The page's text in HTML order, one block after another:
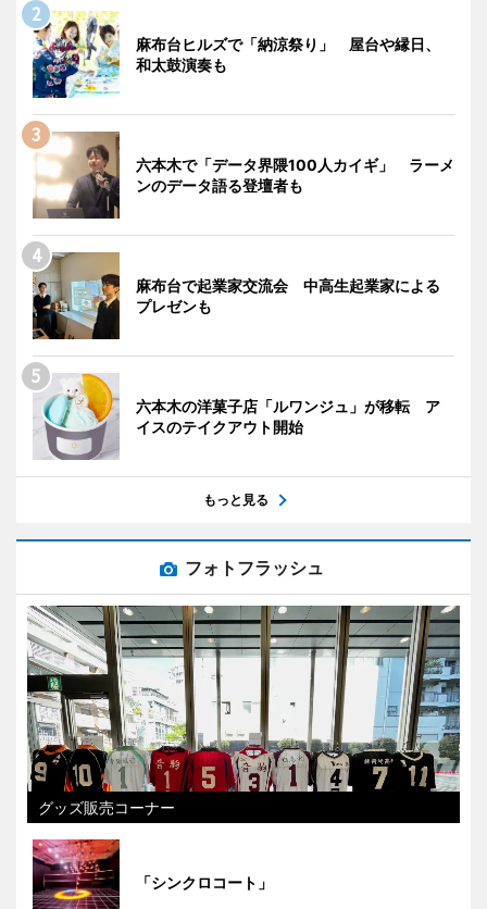
麻布台ヒルズで「納涼祭り」 屋台や縁日、
和太鼓演奏も
六本木で「データ界隈100人カイギ」 ラーメ
ンのデータ語る登壇者も
麻布台で起業家交流会 中高生起業家による
プレゼンも
六本木の洋菓子店「ルワンジュ」が移転 ア
イスのテイクアウト開始
もっと見る
フォトフラッシュ
グッズ販売コーナー
「シンクロコート」